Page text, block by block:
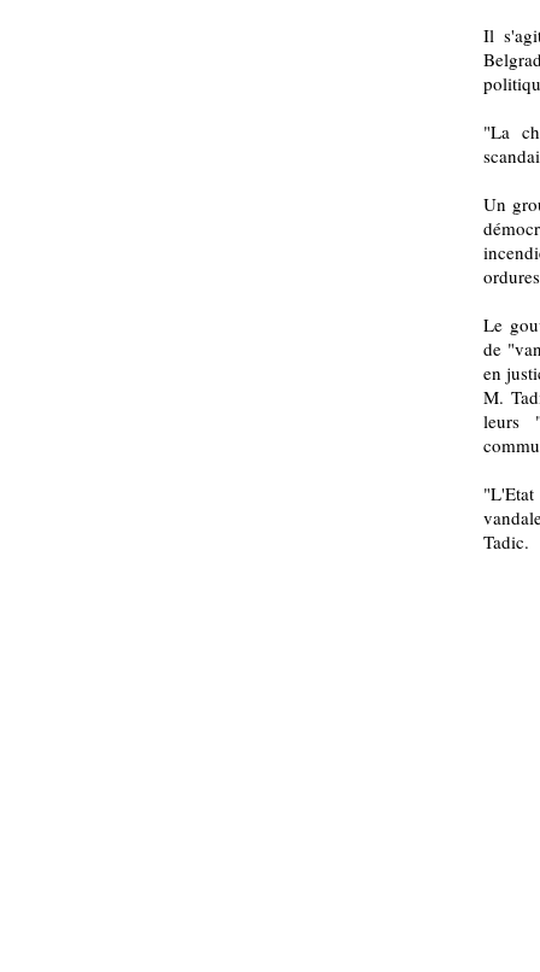
Il
"La
Un
Le
de
en
M.
leurs
Tadic.